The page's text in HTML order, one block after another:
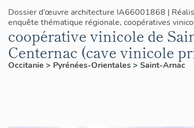
Dossier d’œuvre architecture IA66001868 |
enquête thématique régionale, coopératives
coopérative vinicole de
Centernac (cave vinicole
Occitanie > Pyrénées-Orientales> Saint-Arnac